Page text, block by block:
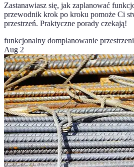
Zastanawiasz się, jak zaplanować
przewodnik krok po kroku pomoże Ci
przestrzeń. Praktyczne porady czekają!
funkcjonalny domplanowanie przestrzeni
Aug 2